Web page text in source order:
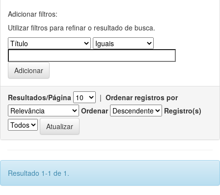
Adicionar filtros:
Utilizar filtros para refinar o resultado de busca.
Resultados/Página | Ordenar registros por
Ordenar
Registro(s)
Resultado 1-1 de 1.